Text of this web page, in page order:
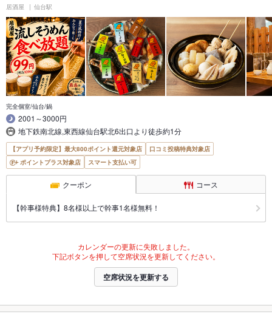
居酒屋 仙台駅
完全個室/仙台/鍋
2001～3000円
地下鉄南北線,東西線仙台駅北6出口より徒歩約1分
【アプリ予約限定】最大800ポイント還元対象店
口コミ投稿特典対象店
ポイントプラス対象店
スマート支払い可
クーポン コース
【幹事様特典】8名様以上で幹事1名様無料！
カレンダーの更新に失敗しました。
下記ボタンを押して空席状況を更新してください。
空席状況を更新する